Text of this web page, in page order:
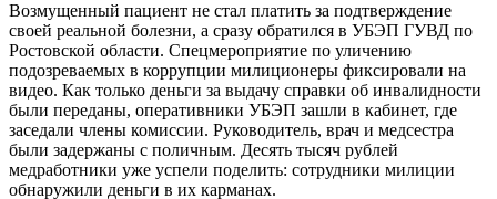
Возмущенный пациент не стал платить за подтверждение
своей реальной болезни, а сразу обратился в УБЭП ГУВД по
Ростовской области. Спецмероприятие по уличению
подозреваемых в коррупции милиционеры фиксировали на
видео. Как только деньги за выдачу справки об инвалидности
были переданы, оперативники УБЭП зашли в кабинет, где
заседали члены комиссии. Руководитель, врач и медсестра
были задержаны с поличным. Десять тысяч рублей
медработники уже успели поделить: сотрудники милиции
обнаружили деньги в их карманах.